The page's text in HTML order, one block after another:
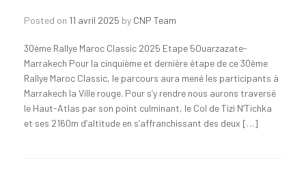
Posted on 11 avril 2025 by CNP Team
30ème Rallye Maroc Classic 2025 Etape 5Ouarzazate-
Marrakech Pour la cinquième et dernière étape de ce 30ème
Rallye Maroc Classic, le parcours aura mené les participants à
Marrakech la Ville rouge. Pour s’y rendre nous aurons traversé
le Haut-Atlas par son point culminant, le Col de Tizi N’Tichka
et ses 2160m d’altitude en s’affranchissant des deux […]